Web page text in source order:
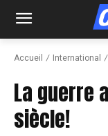
Accueil International
La guerre
siècle!